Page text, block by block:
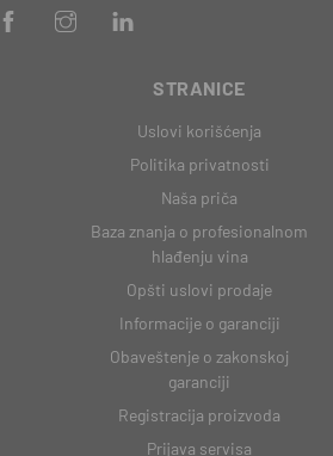
STRANICE
Uslovi korišćenja
Politika privatnosti
Naša priča
Baza znanja o profesionalnom
hlađenju vina
Opšti uslovi prodaje
Informacije o garanciji
Obaveštenje o zakonskoj
garanciji
Registracija proizvoda
Prijava servisa